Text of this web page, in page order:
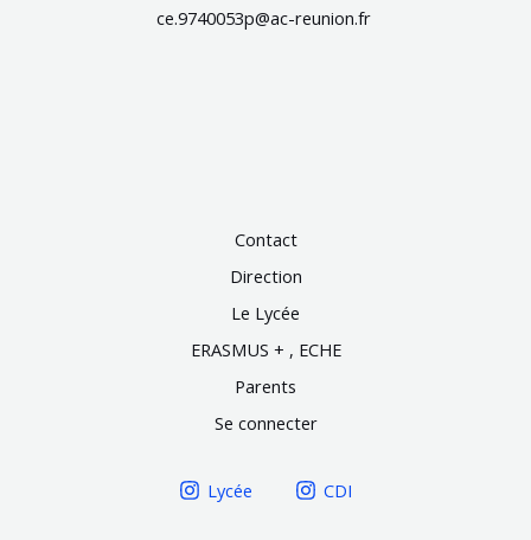
ce.9740053p@ac-reunion.fr
Contact
Direction
Le Lycée
ERASMUS + , ECHE
Parents
Se connecter
Lycée CDI